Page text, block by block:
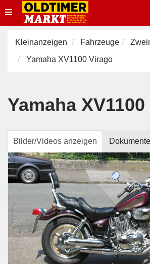
Toggle
navigation
Kleinanzeigen Fahrzeuge
Yamaha XV1100 Virago
Yamaha
Bilder/Videos anzeigen